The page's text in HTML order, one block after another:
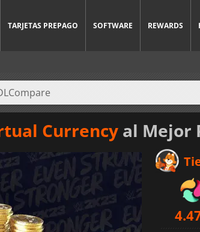
TARJETAS PREPAGO SOFTWARE REWARDS
Currency al Mejor